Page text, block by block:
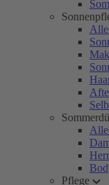
Alle
Alle
Pflege